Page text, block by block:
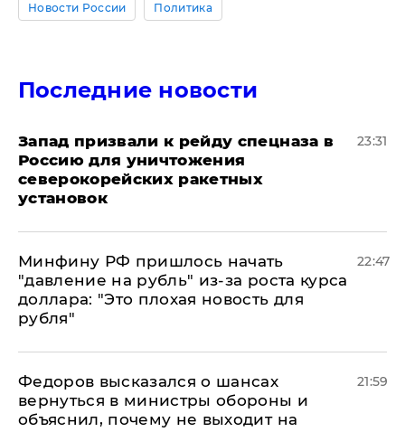
Новости России Политика
Последние новости
Запад призвали к рейду спецназа в
Россию для уничтожения
северокорейских ракетных
установок
23:31
Минфину РФ пришлось начать
"давление на рубль" из-за роста курса
доллара: "Это плохая новость для
рубля"
22:47
Федоров высказался о шансах
вернуться в министры обороны и
объяснил, почему не выходит на
21:59